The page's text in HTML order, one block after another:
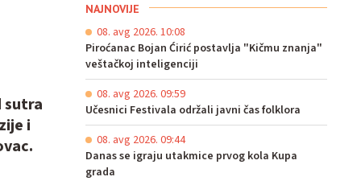
sutra
i
NAJNOVIJE
08. avg 2026. 10:08
Piroćanac Bojan Ćirić postavlja "Kičmu znanja"
veštačkoj inteligenciji
08. avg 2026. 09:59
Učesnici Festivala održali javni čas folklora
08. avg 2026. 09:44
Danas se igraju utakmice prvog kola Kupa
grada